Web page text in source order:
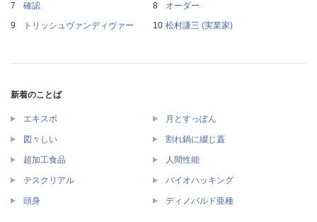
確認
オーダー
トリッシュヴァンディヴァー
松村謙三 (実業家)
新着のことば
エキスポ 月とすっぽん
図々しい 割れ鍋に綴じ蓋
超加工食品 人間性能
テスクリアル バイオハッキング
頭身 ディノバルド亜種